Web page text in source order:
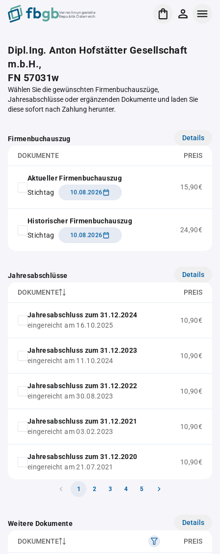
Verrechnungsstelle
Republik Österreich
Dipl.Ing. Anton Hofstätter Gesellschaft
m.b.H.,
FN 57031w
Wählen Sie die gewünschten Firmenbuchauszüge,
Jahresabschlüsse oder ergänzenden Dokumente und laden Sie
diese sofort nach Zahlung herunter.
Firmenbuchauszug Details
DOKUMENTE PREIS
Aktueller Firmenbuchauszug
Stichtag
10.08.2026
15,90€
Historischer Firmenbuchauszug
Stichtag
10.08.2026
24,90€
Jahresabschlüsse Details
DOKUMENTE PREIS
Jahresabschluss zum 31.12.2024
eingereicht am 16.10.2025
10,90€
Jahresabschluss zum 31.12.2023
eingereicht am 11.10.2024
10,90€
Jahresabschluss zum 31.12.2022
eingereicht am 30.08.2023
10,90€
Jahresabschluss zum 31.12.2021
eingereicht am 03.02.2023
10,90€
Jahresabschluss zum 31.12.2020
eingereicht am 21.07.2021
10,90€
1 2 3 4 5
Weitere Dokumente Details
DOKUMENTE PREIS